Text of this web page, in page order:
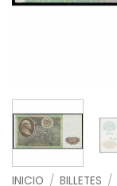
INICIO / BILLETES /